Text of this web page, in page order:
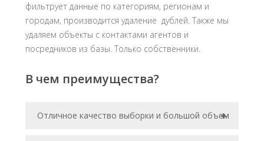
фильтрует данные по категориям, регионам и
городам, производится удаление дублей. Также мы
удаляем объекты с контактами агентов и
посредников из базы. Только собственники.
В чем преимущества?
+
Отличное качество выборки и большой объем